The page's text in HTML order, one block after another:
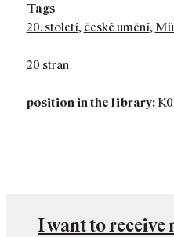
Tags
20. století, české umění,
20 stran
position in the library:
I want to receive